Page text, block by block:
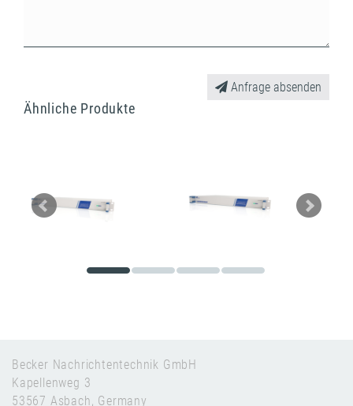
Anfrage absenden
Ähnliche Produkte
Becker Nachrichtentechnik GmbH
Kapellenweg 3
53567 Asbach, Germany